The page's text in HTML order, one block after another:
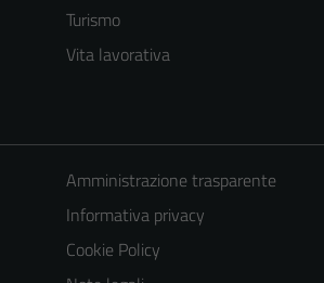
Turismo
Vita lavorativa
Amministrazione trasparente
Informativa privacy
Cookie Policy